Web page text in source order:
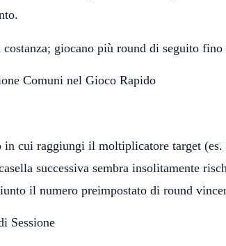
giocano più round di seguito
Comuni nel Gioco Rapido
in cui raggiungi il moltiplicatore target (es.
successiva sembra insolitamente
il numero preimpostato di round
Sessione